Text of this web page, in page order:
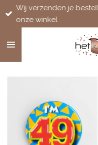
Ga
direct
de
Wij verzenden je
onze winkel